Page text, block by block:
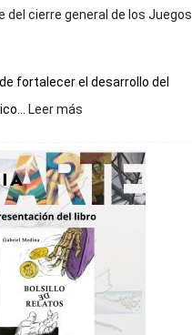
del cierre general de los Juegos
fortalecer el desarrollo del
Leer más
sede
del
cierre
general
de
los
Juegos
Epade
2027